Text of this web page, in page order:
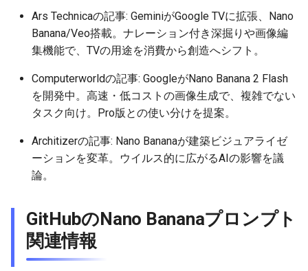
2026-04-29
2026-04-28
2026-04-27
2026-04-25
2026-04-23
2025-10-14
2025-10-13
2025-10-12
2025-10-10
2025-10-08
2026-04-29
2026-04-28
2026-04-27
2026-04-25
2026-04-23
2025-10-14
2025-10-13
2025-10-12
2025-10-10
2025-10-08
2025-10-14
2025-10-13
2025-10-12
2025-10-10
2025-10-08
2025-10-07
2026-04-25
2026-04-24
2026-04-23
2026-04-21
2026-04-19
2025-10-14
2025-10-13
2025-10-12
2025-10-10
2025-10-08
Ars Technicaの記事: GeminiがGoogle TVに拡張、Nano
Banana/Veo搭載。ナレーション付き深掘りや画像編
集機能で、TVの用途を消費から創造へシフト。
Computerworldの記事: GoogleがNano Banana 2 Flash
を開発中。高速・低コストの画像生成で、複雑でない
タスク向け。Pro版との使い分けを提案。
Architizerの記事: Nano Bananaが建築ビジュアライゼ
ーションを変革。ウイルス的に広がるAIの影響を議
論。
GitHubのNano Bananaプロンプト
関連情報